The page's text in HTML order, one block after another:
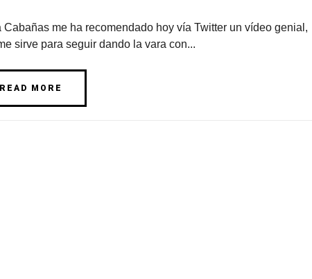
Cabañas me ha recomendado hoy vía Twitter un vídeo genial,
sirve para seguir dando la vara con...
READ MORE